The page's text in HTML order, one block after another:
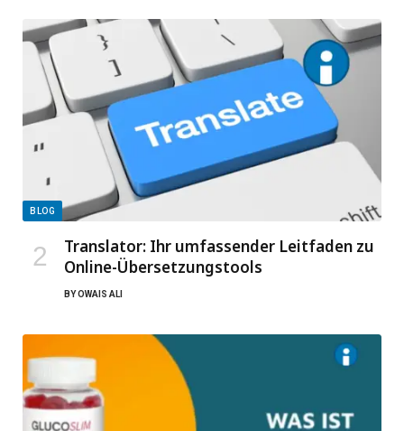
BLOG
Translator: Ihr umfassender Leitfaden zu
Online-Übersetzungstools
BYOWAIS ALI